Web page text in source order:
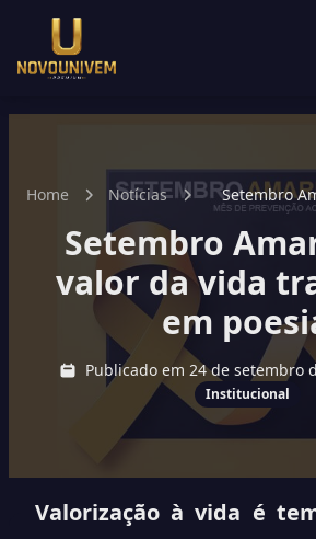
Home Notícias
Setembro
vida
Setembro
valor da vida
em
Publicado em 24 de setembro
Institucional
Valorização à vida é